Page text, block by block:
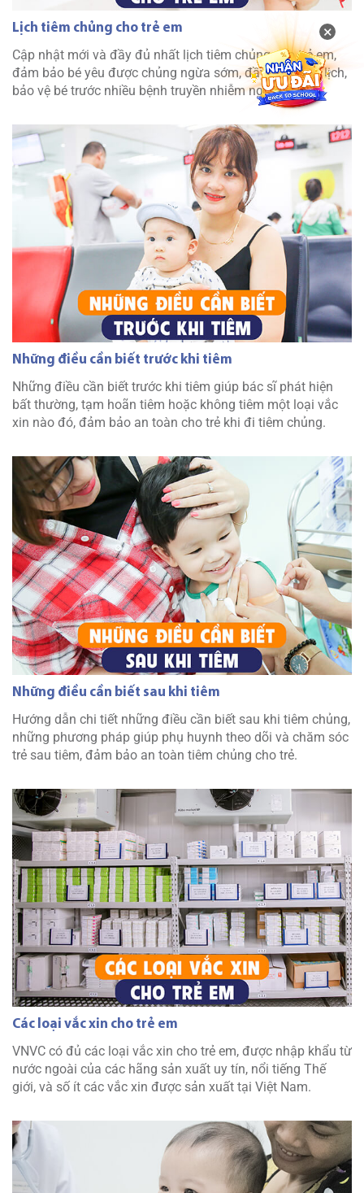
Lịch tiêm chủng cho trẻ em
Cập nhật mới và đầy đủ nhất lịch tiêm chủng cho trẻ em,
đảm bảo bé yêu được chủng ngừa sớm, đầy đủ, đúng lịch,
bảo vệ bé trước nhiều bệnh truyền nhiễm nguy hiểm.
Những điều cần biết trước khi tiêm
Những điều cần biết trước khi tiêm giúp bác sĩ phát hiện
bất thường, tạm hoãn tiêm hoặc không tiêm một loại vắc
xin nào đó, đảm bảo an toàn cho trẻ khi đi tiêm chủng.
Những điều cần biết sau khi tiêm
Hướng dẫn chi tiết những điều cần biết sau khi tiêm chủng,
những phương pháp giúp phụ huynh theo dõi và chăm sóc
trẻ sau tiêm, đảm bảo an toàn tiêm chủng cho trẻ.
Các loại vắc xin cho trẻ em
VNVC có đủ các loại vắc xin cho trẻ em, được nhập khẩu từ
nước ngoài của các hãng sản xuất uy tín, nổi tiếng Thế
giới, và số ít các vắc xin được sản xuất tại Việt Nam.
×